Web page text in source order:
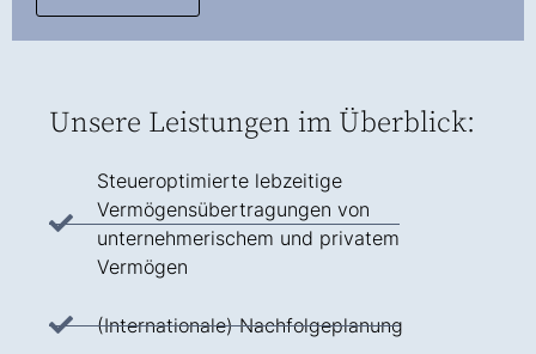
Unsere Leistungen im Überblick:
Steueroptimierte lebzeitige
Vermögensübertragungen von
unternehmerischem und privatem
Vermögen
(Internationale) Nachfolgeplanung